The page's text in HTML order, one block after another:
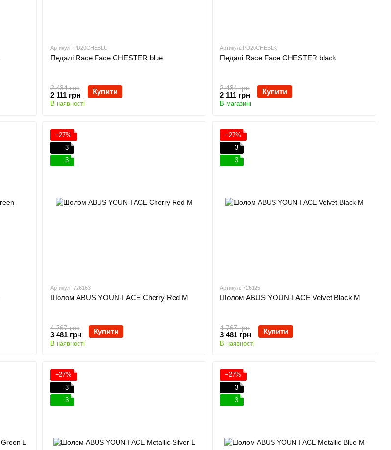
Артикул: PD20CHEBLU
Педалі Race Face CHESTER blue
2 484 грн
2 111 грн Купити
В наявності
Артикул: PD20CHEBLK
Педалі Race Face CHESTER black
2 484 грн
2 111 грн Купити
В магазині
−27%
3
3
Артикул: 726163
Шолом ABUS YOUN-I ACE Cherry Red M
4 767 грн
3 481 грн Купити
В наявності
−27%
3
3
Артикул: 726125
Шолом ABUS YOUN-I ACE Velvet Black M
4 767 грн
3 481 грн Купити
В наявності
−27%
3
3
−27%
3
3